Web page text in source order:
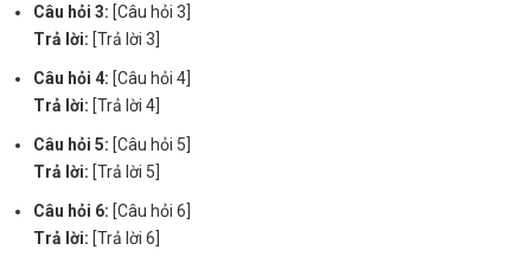
Câu hỏi 3: [Câu hỏi 3]
Trả lời: [Trả lời 3]
Câu hỏi 4: [Câu hỏi 4]
Trả lời: [Trả lời 4]
Câu hỏi 5: [Câu hỏi 5]
Trả lời: [Trả lời 5]
Câu hỏi 6: [Câu hỏi 6]
Trả lời: [Trả lời 6]